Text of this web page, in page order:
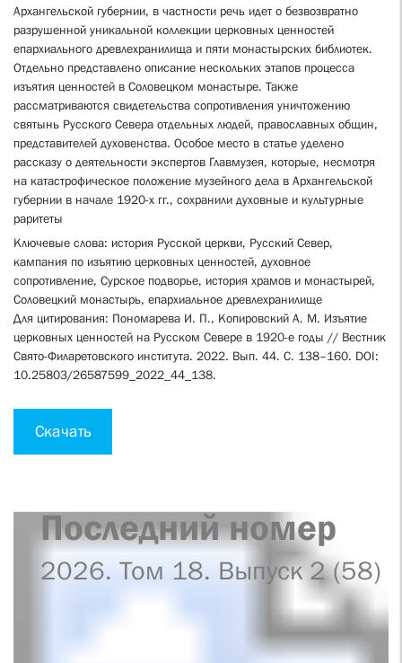
Архангельской губернии, в частности речь идет о безвозвратно
разрушенной уникальной коллекции церковных ценностей
епархиального древлехранилища и пяти монастырских библиотек.
Отдельно представлено описание нескольких этапов процесса
изъятия ценностей в Соловецком монастыре. Также
рассматриваются свидетельства сопротивления уничтожению
святынь Русского Севера отдельных людей, православных общин,
представителей духовенства. Особое место в статье уделено
рассказу о деятельности экспертов Главмузея, которые, несмотря
на катастрофическое положение музейного дела в Архангельской
губернии в начале 1920-х гг., сохранили духовные и культурные
раритеты
Ключевые слова: история Русской церкви, Русский Север,
кампания по изъятию церковных ценностей, духовное
сопротивление, Сурское подворье, история храмов и монастырей,
Соловецкий монастырь, епархиальное древлехранилище
Для цитирования: Пономарева И. П., Копировский А. М. Изъятие
церковных ценностей на Русском Севере в 1920-е годы // Вестник
Свято-Филаретовского института. 2022. Вып. 44. С. 138–160. DOI:
10.25803/26587599_2022_44_138.
Скачать
Последний номер
2026. Том 18. Выпуск 2 (58)